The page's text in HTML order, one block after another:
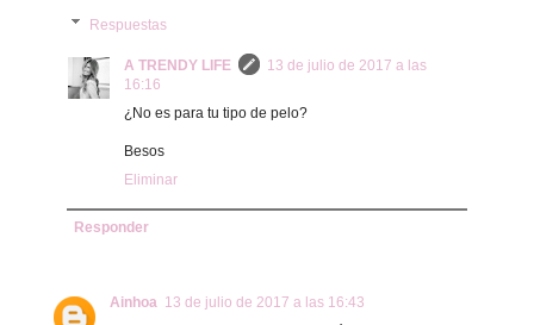
Respuestas
A TRENDY LIFE
13 de julio de 2017 a las
16:16
¿No es para tu tipo de pelo?
Besos
Eliminar
Responder
Ainhoa 13 de julio de 2017 a las 16:43